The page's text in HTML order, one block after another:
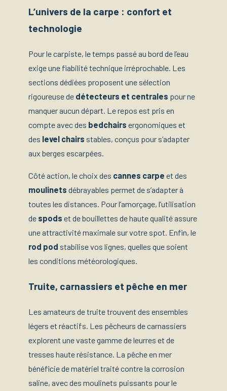
L’univers de la carpe : confort et
technologie
Pour le carpiste, le temps passé au bord de l’eau
exige une fiabilité technique irréprochable. Les
sections dédiées proposent une sélection
rigoureuse de détecteurs et centrales pour ne
manquer aucun départ. Le repos est pris en
compte avec des bedchairs ergonomiques et
des level chairs stables, conçus pour s’adapter
aux berges escarpées.
Côté action, le choix des cannes carpe et des
moulinets débrayables permet de s’adapter à
toutes les distances. Pour l’amorçage, l’utilisation
de spods et de bouillettes de haute qualité assure
une attractivité maximale sur votre spot. Enfin, le
rod pod stabilise vos lignes, quelles que soient
les conditions météorologiques.
Truite, carnassiers et pêche en mer
Les amateurs de truite trouvent des ensembles
légers et réactifs. Les pêcheurs de carnassiers
explorent une vaste gamme de leurres et de
tresses haute résistance. La pêche en mer
bénéficie de matériel traité contre la corrosion
saline, avec des moulinets puissants pour le